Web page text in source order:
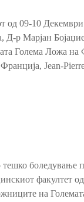
од 09-10
Д-р Марјан
Голема Ложа на
Jean-
тешко боледување
факултет
на